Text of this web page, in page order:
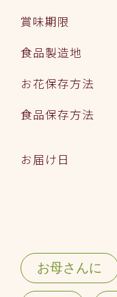
賞味期限
食品製造地
お花保存方法
食品保存方法
お届け日
お母さんに